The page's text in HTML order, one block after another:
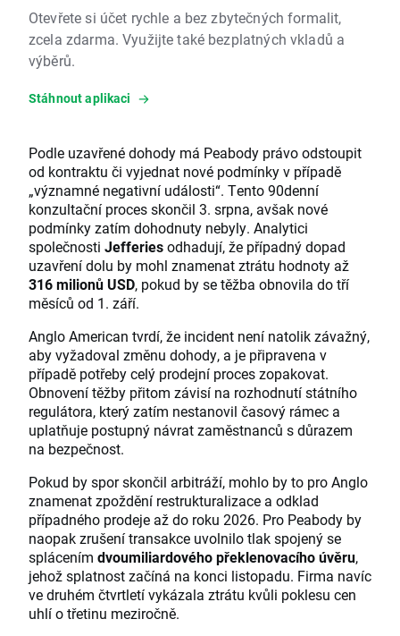
Otevřete si účet rychle a bez zbytečných formalit,
zcela zdarma. Využijte také bezplatných vkladů a
výběrů.
Stáhnout aplikaci
Podle uzavřené dohody má Peabody právo odstoupit
od kontraktu či vyjednat nové podmínky v případě
„významné negativní události“. Tento 90denní
konzultační proces skončil 3. srpna, avšak nové
podmínky zatím dohodnuty nebyly. Analytici
společnosti Jefferiesodhadují, že případný dopad
uzavření dolu by mohl znamenat ztrátu hodnoty až
316 milionů USD, pokud by se těžba obnovila do tří
měsíců od 1. září.
Anglo American tvrdí, že incident není natolik závažný,
aby vyžadoval změnu dohody, a je připravena v
případě potřeby celý prodejní proces zopakovat.
Obnovení těžby přitom závisí na rozhodnutí státního
regulátora, který zatím nestanovil časový rámec a
uplatňuje postupný návrat zaměstnanců s důrazem
na bezpečnost.
Pokud by spor skončil arbitráží, mohlo by to pro Anglo
znamenat zpoždění restrukturalizace a odklad
případného prodeje až do roku 2026. Pro Peabody by
naopak zrušení transakce uvolnilo tlak spojený se
splácením dvoumiliardového překlenovacího úvěru,
jehož splatnost začíná na konci listopadu. Firma navíc
ve druhém čtvrtletí vykázala ztrátu kvůli poklesu cen
uhlí o třetinu meziročně.